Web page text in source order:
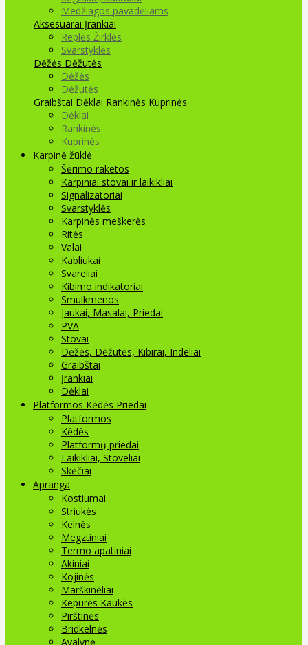
Medžiagos pavadėliams
Aksesuarai Įrankiai
Replės Žirklės
Svarstyklės
Dėžės Dėžutės
Dėžės
Dėžutės
Graibštai Dėklai Rankinės Kuprinės
Dėklai
Rankinės
Kuprinės
Karpinė žūklė
Šėrimo raketos
Karpiniai stovai ir laikikliai
Signalizatoriai
Svarstyklės
Karpinės meškerės
Ritės
Valai
Kabliukai
Svareliai
Kibimo indikatoriai
Smulkmenos
Jaukai, Masalai, Priedai
PVA
Stovai
Dėžės, Dėžutės, Kibirai, Indeliai
Graibštai
Įrankiai
Dėklai
Platformos Kėdės Priedai
Platformos
Kėdės
Platformų priedai
Laikikliai, Stoveliai
Skėčiai
Apranga
Kostiumai
Striukės
Kelnės
Megztiniai
Termo apatiniai
Akiniai
Kojinės
Marškinėliai
Kepurės Kaukės
Pirštinės
Bridkelnės
Avalynė